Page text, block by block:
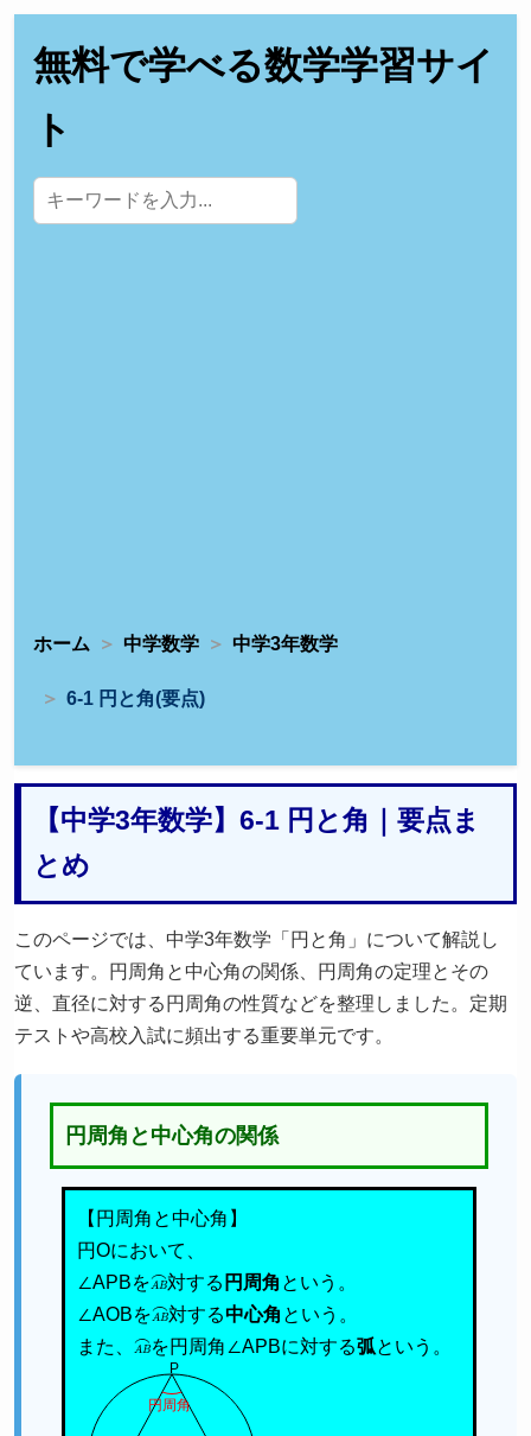
無料で学べる数学学習サイ
ト
サイト内検索
ホーム 中学数学 中学3年数学
6-1 円と角(要点)
【中学3年数学】6-1 円と角｜要点ま
とめ
このページでは、中学3年数学「円と角」について解説し
ています。円周角と中心角の関係、円周角の定理とその
逆、直径に対する円周角の性質などを整理しました。定期
テストや高校入試に頻出する重要単元です。
円周角と中心角の関係
【円周角と中心角】
円Oにおいて、
∠APBをAB⌢
対する 円周角 という。
∠AOBをAB⌢
対する中心角 という。
また、
AB⌢
を円周角∠APBに対する弧という。
P
円周角